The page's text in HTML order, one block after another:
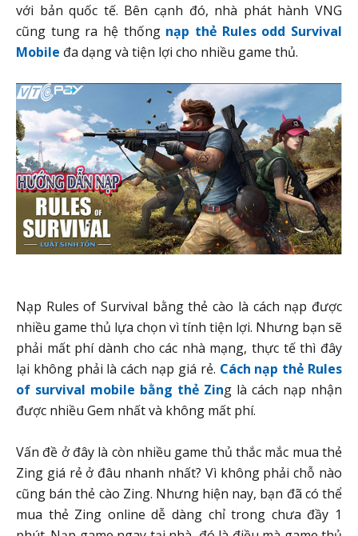
với bản quốc tế. Bên cạnh đó, nhà phát hành VNG
cũng tung ra hệ thống nạp thẻ Rules odd Survival
Mobile đa dạng và tiện lợi cho nhiều game thủ.
Nạp Rules of Survival bằng thẻ cào là cách nạp được
nhiều game thủ lựa chọn vì tính tiện lợi. Nhưng bạn sẽ
phải mất phí dành cho các nhà mạng, thực tế thì đây
lại không phải là cách nạp giá rẻ. Cách nạp thẻ Rules
of survival mobile bằng thẻ Zing là cách nạp nhận
được nhiều Gem nhất và không mất phí.
Vấn đề ở đây là còn nhiều game thủ thắc mắc mua thẻ
Zing giá rẻ ở đâu nhanh nhất? Vì không phải chỗ nào
cũng bán thẻ cào Zing. Nhưng hiện nay, bạn đã có thể
mua thẻ Zing online dễ dàng chỉ trong chưa đầy 1